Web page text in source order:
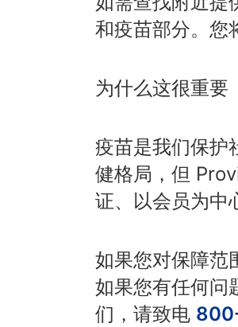
和疫苗部分。您
为什么这很重要
疫苗是我们保护
健格局，但
证、以会员为中
如果您对保障范
如果您有任何问
们，请致电